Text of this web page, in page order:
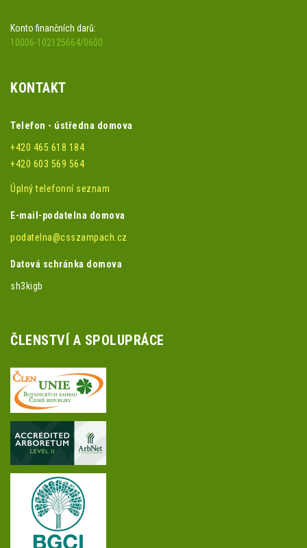
Konto finančních darů:
10006-102125664/0600
KONTAKT
Telefon - ústředna domova
+420 465 618 184
+420 603 569 564
Úplný telefonní seznam
E-mail-podatelna domova
podatelna@csszampach.cz
Datová schránka domova
sh3kigb
ČLENSTVÍ A SPOLUPRÁCE